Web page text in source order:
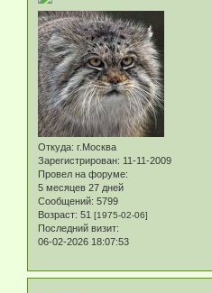
Откуда: г.Москва
Зарегистрирован: 11-11-2009
Провел на форуме:
5 месяцев 27 дней
Сообщений: 5799
Возраст: 51 [1975-02-06]
Последний визит:
06-02-2026 18:07:53